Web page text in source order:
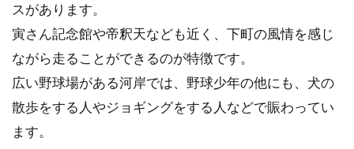
ベロという...
ホイールバランスってなんだろう？
スがあります。
寅さん記念館や帝釈天なども近く、下町の風情を感じ
ながら走ることができるのが特徴です。
広い野球場がある河岸では、野球少年の他にも、犬の
散歩をする人やジョギングをする人などで賑わってい
ます。